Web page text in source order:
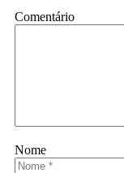
Comentário
Nome